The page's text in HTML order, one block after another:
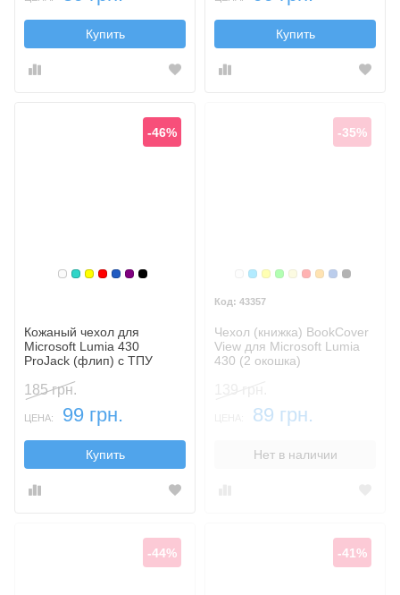
Купить Купить
Белый
Бирюзовый
Желтый
Красный
Синий, темный
Фиолетовый, темный
Черный
-46%
Кожаный чехол для
Microsoft Lumia 430
ProJack (флип) с ТПУ
185 грн.
ЦЕНА: 99 грн.
Купить
Белый
Голубой
Желтый
Зеленый
Золотой
Красный
Оранжевый
Синий,
Черный
-35%
43357
Чехол (книжка) BookCover
View для Microsoft Lumia
430 (2 окошка)
89 грн.
Нет в наличии
-44% -41%